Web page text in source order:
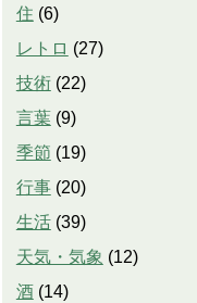
住 (6)
レトロ (27)
技術 (22)
言葉 (9)
季節 (19)
行事 (20)
生活 (39)
天気・気象 (12)
酒 (14)